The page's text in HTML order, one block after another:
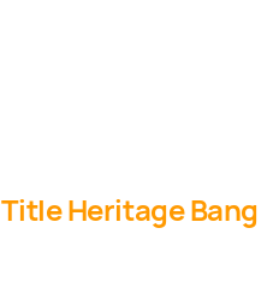
Title Heritage Bang